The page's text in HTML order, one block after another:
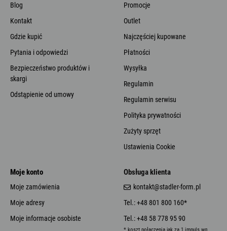
Blog
Kontakt
Gdzie kupić
Pytania i odpowiedzi
Bezpieczeństwo produktów i
skargi
Odstąpienie od umowy
Promocje
Outlet
Najczęściej kupowane
Płatności
Wysyłka
Regulamin
Regulamin serwisu
Polityka prywatności
Zużyty sprzęt
Ustawienia Cookie
Moje konto
Moje zamówienia
Moje adresy
Moje informacje osobiste
Obsługa klienta
kontakt@stadler-form.pl
Tel.: +48 801 800 160*
Tel.: +48 58 778 95 90
* koszt połączenia jak za 1 impuls wg